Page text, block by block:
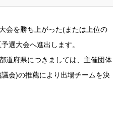
会を勝ち上がった(または上位の
選大会へ進出します。
道府県につきましては、主催団体
会)の推薦により出場チームを決